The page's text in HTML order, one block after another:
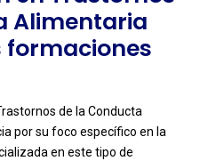
Alimentaria
formaciones
de la Conducta
por su foco específico en la
en este tipo de